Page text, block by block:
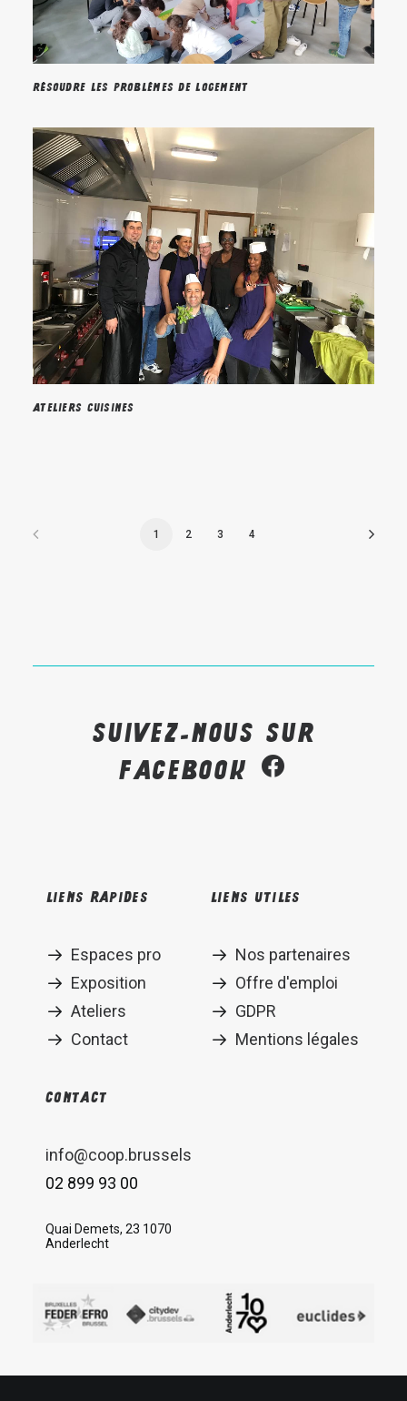
Résoudre les problèmes de logement
Ateliers cuisines
1 2 3 4
Suivez-nous sur
Facebook
Liens rapides
Espaces pro
Exposition
Ateliers
Contact
Liens utiles
Nos partenaires
Offre d'emploi
GDPR
Mentions légales
Contact
info@coop.brussels
02 899 93 00
Quai Demets, 23 1070
Anderlecht